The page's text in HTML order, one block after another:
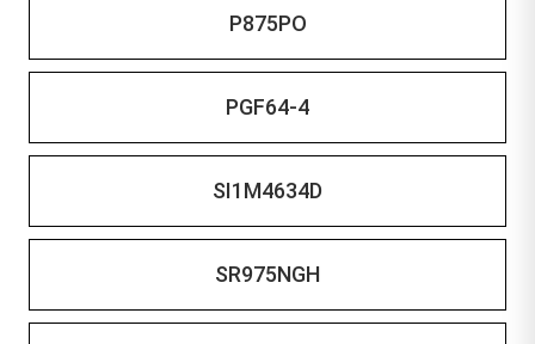
P875PO
PGF64-4
SI1M4634D
SR975NGH